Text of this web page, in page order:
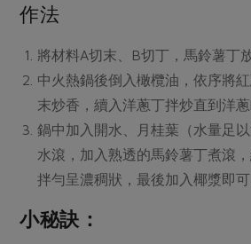
活動報下載
作法
將材料A切末、B切丁，馬鈴薯丁
中火熱鍋後倒入橄欖油，依序將
末炒香，續入洋蔥丁拌炒直到洋蔥
鍋中加入開水、月桂葉（水量足
水滾，加入熟透的馬鈴薯丁煮滾，
拌勻呈濃稠狀，最後加入椰漿即可
小秘訣：